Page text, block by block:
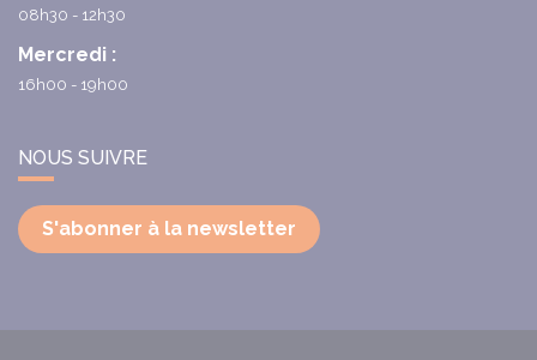
08h30 - 12h30
Mercredi :
16h00 - 19h00
NOUS SUIVRE
S'abonner à la newsletter